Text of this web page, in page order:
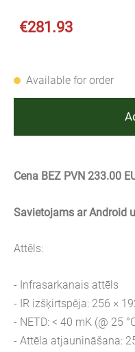
€281.93
Available for order
Cena BEZ PVN 233.00
Savietojams ar Android
Attēls:
- Infrasarkanais attēls
- IR izšķirtspēja: 256 ×
- NETD: < 40 mK (@ 25
- Attēla atjaunināšana: